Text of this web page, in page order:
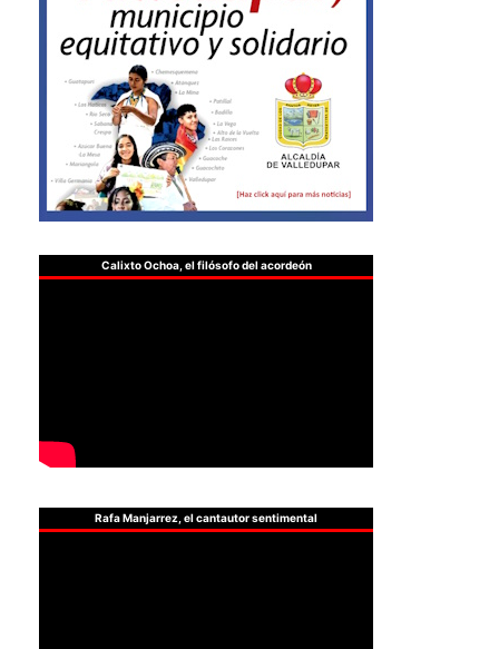
Calixto Ochoa, el filósofo del acordeón
Rafa Manjarrez, el cantautor sentimental